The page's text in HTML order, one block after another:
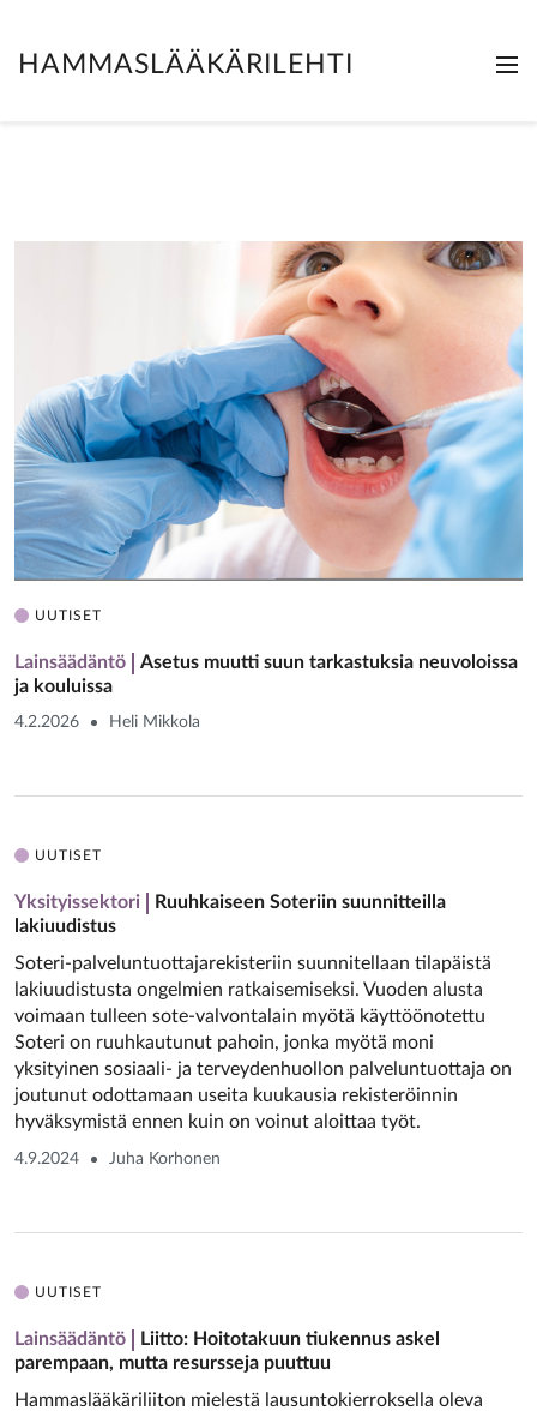
HAMMASLÄÄKÄRILEHTI
UUTISET
Lainsäädäntö
Asetus muutti suun tarkastuksia neuvoloissa
ja kouluissa
4.2.2026 Heli Mikkola
UUTISET
Yksityissektori
Ruuhkaiseen Soteriin suunnitteilla
lakiuudistus
Soteri-palveluntuottajarekisteriin suunnitellaan tilapäistä
lakiuudistusta ongelmien ratkaisemiseksi. Vuoden alusta
voimaan tulleen sote-valvontalain myötä käyttöönotettu
Soteri on ruuhkautunut pahoin, jonka myötä moni
yksityinen sosiaali- ja terveydenhuollon palveluntuottaja on
joutunut odottamaan useita kuukausia rekisteröinnin
hyväksymistä ennen kuin on voinut aloittaa työt.
4.9.2024 Juha Korhonen
UUTISET
Lainsäädäntö
Liitto: Hoitotakuun tiukennus askel
parempaan, mutta resursseja puuttuu
Hammaslääkäriliiton mielestä lausuntokierroksella oleva